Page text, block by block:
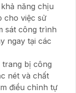
năng chịu
cho việc sử
sát công trình
ngay tại các
trang bị công
nét và chất
điều chỉnh tự